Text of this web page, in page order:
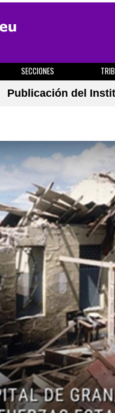
SECCIONES
Publicación del